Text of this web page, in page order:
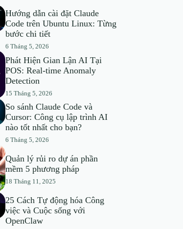
Hướng dẫn cài đặt Claude
Code trên Ubuntu Linux: Từng
bước chi tiết
6 Tháng 5, 2026
Phát Hiện Gian Lận AI Tại
POS: Real-time Anomaly
Detection
15 Tháng 5, 2026
So sánh Claude Code và
Cursor: Công cụ lập trình AI
nào tốt nhất cho bạn?
6 Tháng 5, 2026
Quản lý rủi ro dự án phần
mềm 5 phương pháp
18 Tháng 11, 2025
25 Cách Tự động hóa Công
việc và Cuộc sống với
OpenClaw